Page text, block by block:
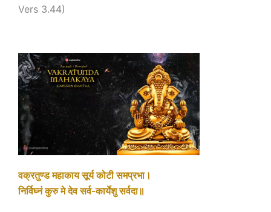
Vers 3.44)
वक्रतुण्ड महाकाय सूर्य कोटी समप्रभा।
निर्विघ्नं कुरु मे देव सर्व-कार्येशु सर्वदा॥